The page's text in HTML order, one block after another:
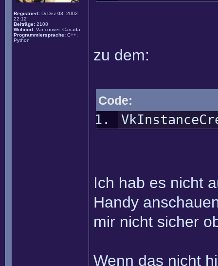
Registriert: Di Dez 03, 2002
22:12
Beiträge: 2108
Wohnort: Vancouver, Canada
Programmiersprache: C++,
Python
zu dem:
Code:
Ich hab es nicht
Handy
mir nicht sicher
Wenn das nicht